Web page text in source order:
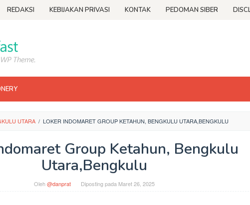
REDAKSI KEBIJAKAN PRIVASI KONTAK PEDOMAN SIBER
UTARA / LOKER INDOMARET GROUP KETAHUN, BENGKULU UTARA,BENGKULU
Group Ketahun, Bengkulu
Utara,Bengkulu
Oleh@danprat Diposting pada Maret 26, 2025